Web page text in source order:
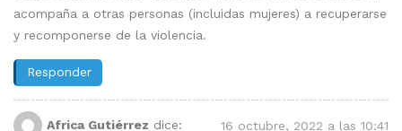
acompaña a otras personas (incluidas mujeres) a recuperarse
y recomponerse de la violencia.
Responder
Africa Gutiérrez dice: 16 octubre, 2022 a las 10:41